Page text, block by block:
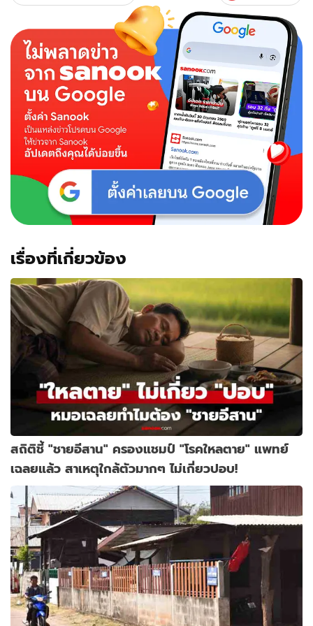
เรื่องที่เกี่ยวข้อง
สถิติชี้ "ชายอีสาน" ครองแชมป์ "โรคใหลตาย" แพทย์
เฉลยแล้ว สาเหตุใกล้ตัวมากๆ ไม่เกี่ยวปอบ!